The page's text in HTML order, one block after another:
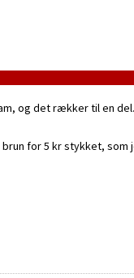
og det rækker til en
for 5 kr stykket, som